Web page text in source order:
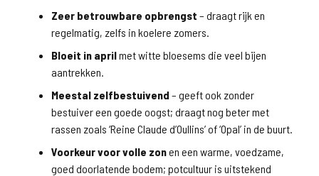
Zeer betrouwbare opbrengst – draagt rijk en
regelmatig, zelfs in koelere zomers.
Bloeit in aprilmet witte bloesems die veel bijen
aantrekken.
Meestal zelfbestuivend – geeft ook zonder
bestuiver een goede oogst; draagt nog beter met
rassen zoals ‘Reine Claude d’Oullins’ of ‘Opal’ in de buurt.
Voorkeur voor volle zonen een warme, voedzame,
goed doorlatende bodem; potcultuur is uitstekend